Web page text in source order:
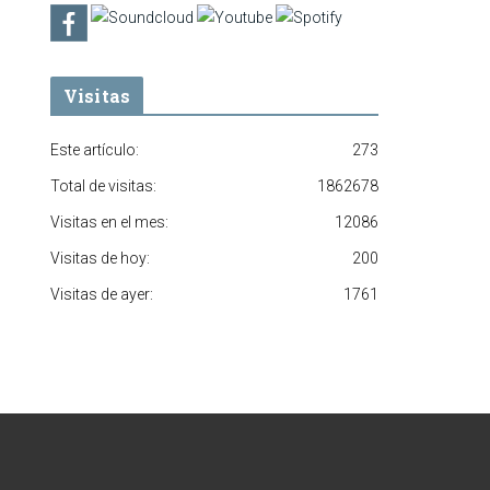
Visitas
273
Este artículo:
1862678
Total de visitas:
12086
Visitas en el mes:
200
Visitas de hoy:
1761
Visitas de ayer: